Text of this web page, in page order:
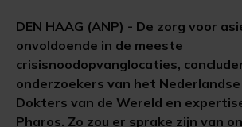
DEN HAAG (ANP) - De zorg voor
onvoldoende in de meeste
crisisnoodopvanglocaties,
onderzoekers van het Nederlandse
Dokters van de Wereld en
Pharos. Zo zou er sprake zijn van